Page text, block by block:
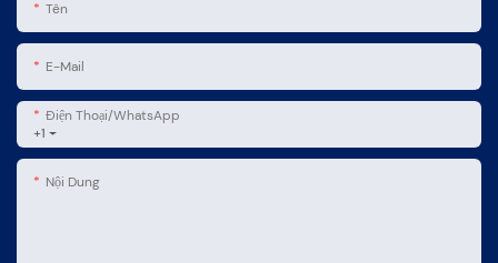
Tên
E-Mail
+1
Điện Thoại/WhatsApp
Nội Dung